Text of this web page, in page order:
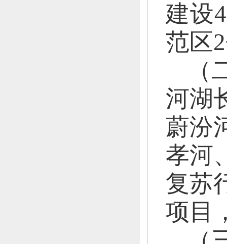
建设
范区
（
河湖
蔚汾
孝河
复苏
项目